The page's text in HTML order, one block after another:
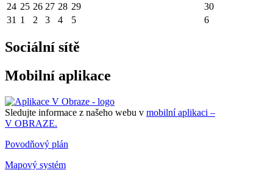
24 25 26 27 28 29
30
31 1 2 3 4 5 6
Sociální sítě
Mobilní aplikace
Sledujte informace z našeho webu v mobilní aplikaci –
V OBRAZE.
Povodňový plán
Mapový systém